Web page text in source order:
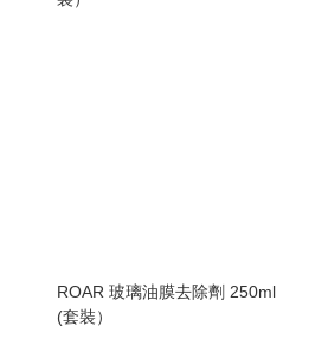
ROAR 玻璃油膜去除劑 250ml
(套裝）